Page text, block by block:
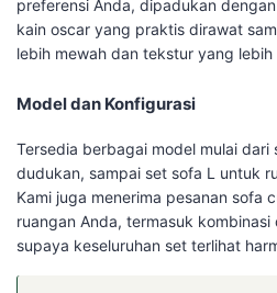
preferensi Anda, dipadukan
kain oscar yang praktis dirawat
lebih mewah dan tekstur yang lebih
Model dan Konfigurasi
Tersedia berbagai model mulai dari
dudukan, sampai set sofa L untuk
Kami juga menerima pesanan sofa
ruangan Anda, termasuk
supaya keseluruhan set terlihat